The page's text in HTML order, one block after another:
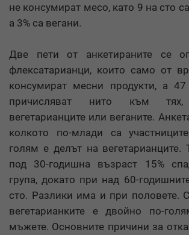
не консумират месо, като 9 на сто
а 3% са вегани.
Две пети от анкетираните се
флексатарианци, които само от
консумират месни продукти, а
причисляват нито към
вегетарианците или веганите.
колкото по-млади са
голям е делът на вегетарианците.
под 30-годишна възраст 15%
група, докато при над 60-
сто. Разлики има и при половете.
вегетарианките е двойно по-
мъжете. Основните причини за